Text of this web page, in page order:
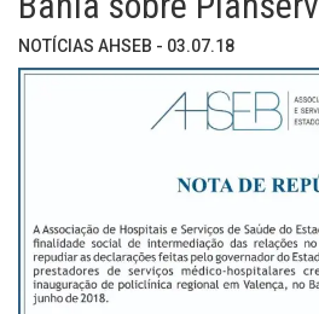
NOTÍCIAS AHSEB - 03.07.18